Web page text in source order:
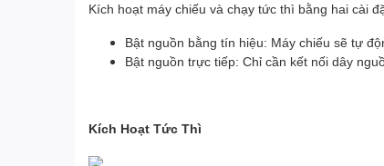
Kích hoạt máy chiếu và chạy tức thì bằng hai cài
Bật nguồn bằng tín hiệu: Máy chiếu sẽ tự
Bật nguồn trực tiếp: Chỉ cần kết nối dây
Kích Hoạt Tức Thì